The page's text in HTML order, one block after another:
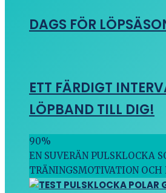
DAGS FÖR
ETT FÄRDIGT
LÖPBAND TILL DIG!
90%
EN SUVERÄN PULSKLOCKA
TRÄNINGSMOTIVATION OCH